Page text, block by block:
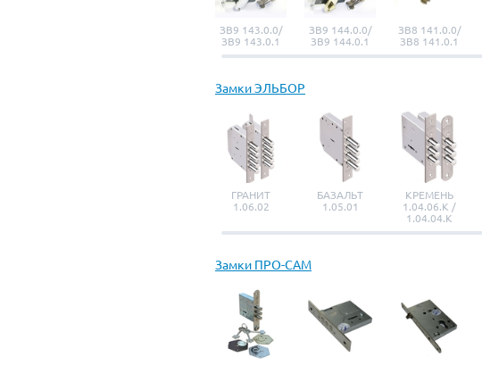
ЗВ9 143.0.0/
ЗВ9 143.0.1
ЗВ9 144.0.0/
ЗВ9 144.0.1
ЗВ8 141.0.0/
ЗВ8 141.0.1
Замки ЭЛЬБОР
ГРАНИТ
1.06.02
БАЗАЛЬТ
1.05.01
КРЕМЕНЬ
1.04.06.К /
1.04.04.К
Замки ПРО-САМ